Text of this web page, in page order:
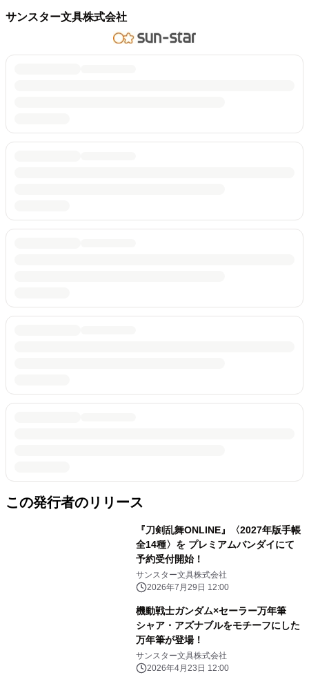
サンスター文具株式会社
この発行者のリリース
『刀剣乱舞ONLINE』〈2027年版手帳
全14種〉を プレミアムバンダイにて
予約受付開始！
サンスター文具株式会社
2026年7月29日 12:00
機動戦士ガンダム×セーラー万年筆
シャア・アズナブルをモチーフにした
万年筆が登場！
サンスター文具株式会社
2026年4月23日 12:00